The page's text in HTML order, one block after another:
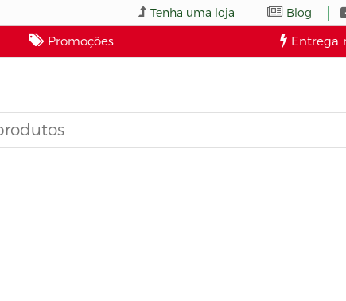
Promoções Entrega
Tenha uma loja Blog